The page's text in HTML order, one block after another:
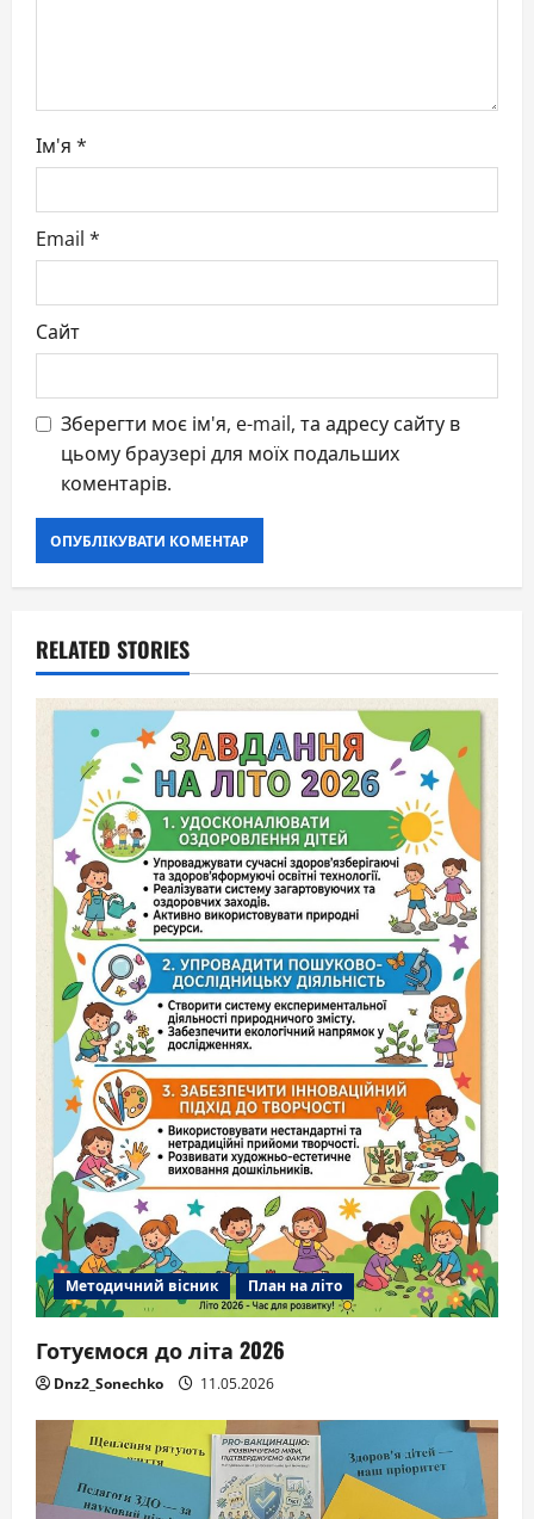
Ім'я *
Email *
Сайт
Зберегти моє ім'я, e-mail, та адресу сайту в
цьому браузері для моїх подальших
коментарів.
RELATED STORIES
Методичний вісник План на літо
Готуємося до літа 2026
Dnz2_Sonechko 11.05.2026